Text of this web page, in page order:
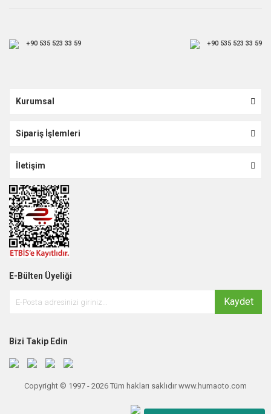
+90 535 523 33 59 +90 535 523 33 59
Kurumsal
Sipariş İşlemleri
İletişim
E-Bülten Üyeliği
Kaydet
Bizi Takip Edin
Copyright © 1997 - 2026 Tüm hakları saklıdır www.humaoto.com